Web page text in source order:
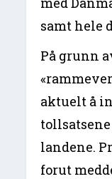
samt hele
På grunn
aktuelt å
landene.
forut